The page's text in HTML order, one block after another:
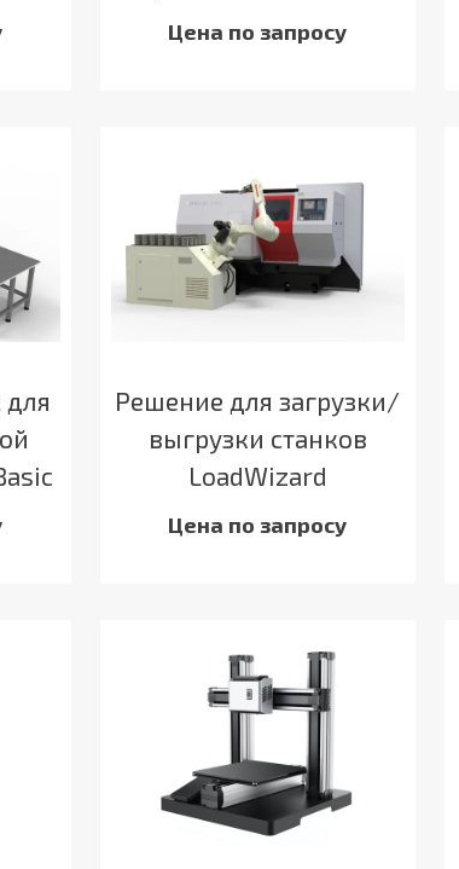
Цена по запросу
Решение для загрузки/
выгрузки станков
LoadWizard
Цена по запросу